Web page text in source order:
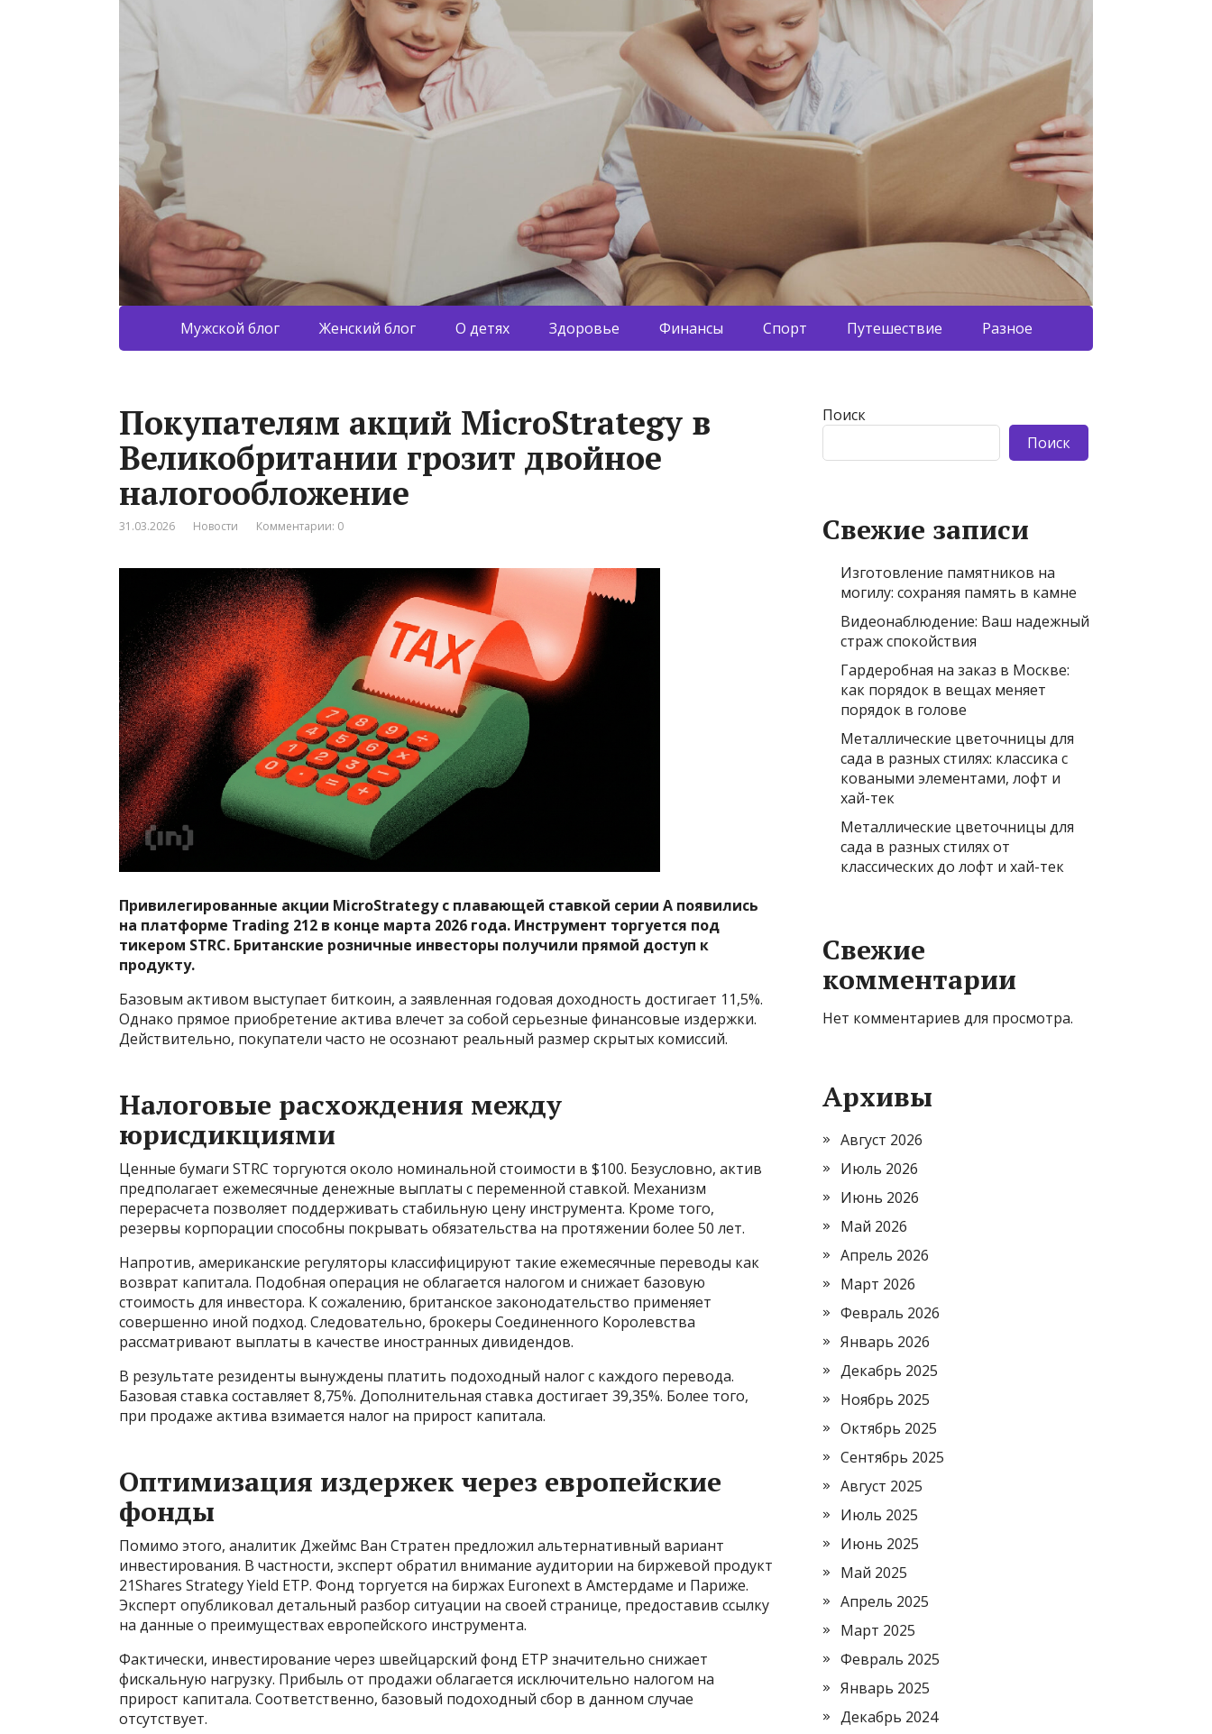
Мужской блог Женский блог О детях Здоровье Финансы Спорт Путешествие Разное
Покупателям акций MicroStrategy в
Великобритании грозит двойное
налогообложение
31.03.2026 Новости Комментарии: 0
Привилегированные акции MicroStrategy с плавающей ставкой серии А появились
на платформе Trading 212 в конце марта 2026 года. Инструмент торгуется под
тикером STRC. Британские розничные инвесторы получили прямой доступ к
продукту.
Базовым активом выступает биткоин, а заявленная годовая доходность достигает 11,5%.
Однако прямое приобретение актива влечет за собой серьезные финансовые издержки.
Действительно, покупатели часто не осознают реальный размер скрытых комиссий.
Налоговые расхождения между
юрисдикциями
Ценные бумаги STRC торгуются около номинальной стоимости в $100. Безусловно, актив
предполагает ежемесячные денежные выплаты с переменной ставкой. Механизм
перерасчета позволяет поддерживать стабильную цену инструмента. Кроме того,
резервы корпорации способны покрывать обязательства на протяжении более 50 лет.
Напротив, американские регуляторы классифицируют такие ежемесячные переводы как
возврат капитала. Подобная операция не облагается налогом и снижает базовую
стоимость для инвестора. К сожалению, британское законодательство применяет
совершенно иной подход. Следовательно, брокеры Соединенного Королевства
рассматривают выплаты в качестве иностранных дивидендов.
В результате резиденты вынуждены платить подоходный налог с каждого перевода.
Базовая ставка составляет 8,75%. Дополнительная ставка достигает 39,35%. Более того,
при продаже актива взимается налог на прирост капитала.
Оптимизация издержек через европейские
фонды
Помимо этого, аналитик Джеймс Ван Стратен предложил альтернативный вариант
инвестирования. В частности, эксперт обратил внимание аудитории на биржевой продукт
21Shares Strategy Yield ETP. Фонд торгуется на биржах Euronext в Амстердаме и Париже.
Эксперт опубликовал детальный разбор ситуации на своей странице, предоставив ссылку
на данные о преимуществах европейского инструмента.
Фактически, инвестирование через швейцарский фонд ETP значительно снижает
фискальную нагрузку. Прибыль от продажи облагается исключительно налогом на
прирост капитала. Соответственно, базовый подоходный сбор в данном случае
отсутствует.
Поиск
Поиск
Свежие записи
Изготовление памятников на
могилу: сохраняя память в камне
Видеонаблюдение: Ваш надежный
страж спокойствия
Гардеробная на заказ в Москве:
как порядок в вещах меняет
порядок в голове
Металлические цветочницы для
сада в разных стилях: классика с
коваными элементами, лофт и
хай-тек
Металлические цветочницы для
сада в разных стилях от
классических до лофт и хай-тек
Свежие
комментарии
Нет комментариев для просмотра.
Архивы
Август 2026
Июль 2026
Июнь 2026
Май 2026
Апрель 2026
Март 2026
Февраль 2026
Январь 2026
Декабрь 2025
Ноябрь 2025
Октябрь 2025
Сентябрь 2025
Август 2025
Июль 2025
Июнь 2025
Май 2025
Апрель 2025
Март 2025
Февраль 2025
Январь 2025
Декабрь 2024